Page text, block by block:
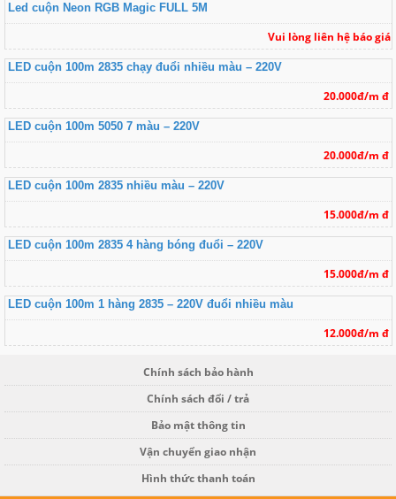
Led cuộn Neon RGB Magic FULL 5M
Vui lòng liên hệ báo giá
LED cuộn 100m 2835 chạy đuổi nhiều màu – 220V
20.000đ/m đ
LED cuộn 100m 5050 7 màu – 220V
20.000đ/m đ
LED cuộn 100m 2835 nhiều màu – 220V
15.000đ/m đ
LED cuộn 100m 2835 4 hàng bóng đuổi – 220V
15.000đ/m đ
LED cuộn 100m 1 hàng 2835 – 220V đuổi nhiều màu
12.000đ/m đ
Chính sách bảo hành
Chính sách đổi / trả
Bảo mật thông tin
Vận chuyển giao nhận
Hình thức thanh toán